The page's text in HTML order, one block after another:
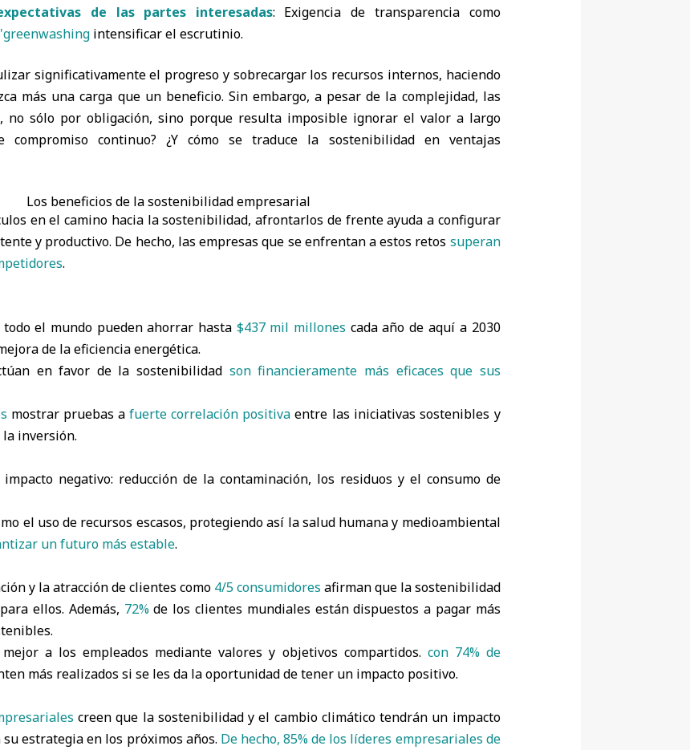
de las partes interesadas: Exigencia de transparencia como
intensificar el escrutinio.
significativamente el progreso y sobrecargar los recursos internos, haciendo
más una carga que un beneficio. Sin embargo, a pesar de la complejidad, las
no sólo por obligación, sino porque resulta imposible ignorar el valor a largo
compromiso continuo? ¿Y cómo se traduce la sostenibilidad en ventajas
Los beneficios de la sostenibilidad empresarial
en el camino hacia la sostenibilidad, afrontarlos de frente ayuda a configurar
y productivo. De hecho, las empresas que se enfrentan a estos retos superan
.
el mundo pueden ahorrar hasta $437 mil millones cada año de aquí a 2030
de la eficiencia energética.
en favor de la sostenibilidad son financieramente más eficaces que sus
mostrar pruebas a fuerte correlación positivaentre las iniciativas sostenibles y
inversión.
negativo: reducción de la contaminación, los residuos y el consumo de
el uso de recursos escasos, protegiendo así la salud humana y medioambiental
un futuro más estable.
y la atracción de clientes como 4/5 consumidores afirman que la sostenibilidad
ellos. Además, 72%de los clientes mundiales están dispuestos a pagar más
a los empleados mediante valores y objetivos compartidos. con 74% de
más realizados si se les da la oportunidad de tener un impacto positivo.
creen que la sostenibilidad y el cambio climático tendrán un impacto
estrategia en los próximos años. De hecho, 85% de los líderes empresariales de